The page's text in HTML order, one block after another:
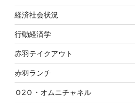
経済社会状況
行動経済学
赤羽テイクアウト
赤羽ランチ
Ｏ2Ｏ・オムニチャネル